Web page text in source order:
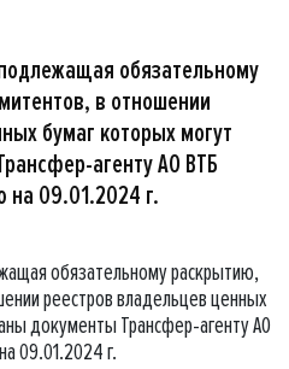
обязательному
в отношении
бумаг которых могут
агенту АО ВТБ
на 09.01.2024 г.
обязательному раскрытию,
реестров владельцев ценных
документы Трансфер-агенту АО
09.01.2024 г.